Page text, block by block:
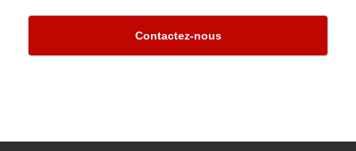
Contactez-nous